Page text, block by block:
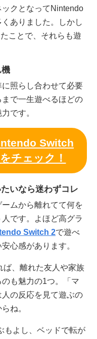
クとなってNintendo
ありました。しかし
ことで、それらも遊
照らし合わせて必要
で一生遊べるほどの
です。
Switch
チェック！
いなら迷わずコレ
ムから離れてて何を
です。よほど高グラ
Switch 2で遊べ
心感があります。
ば、離れた友人や家族
も魅力の1つ。「マ
の反応を見て遊ぶの
ね。
よし、ベッドで転が